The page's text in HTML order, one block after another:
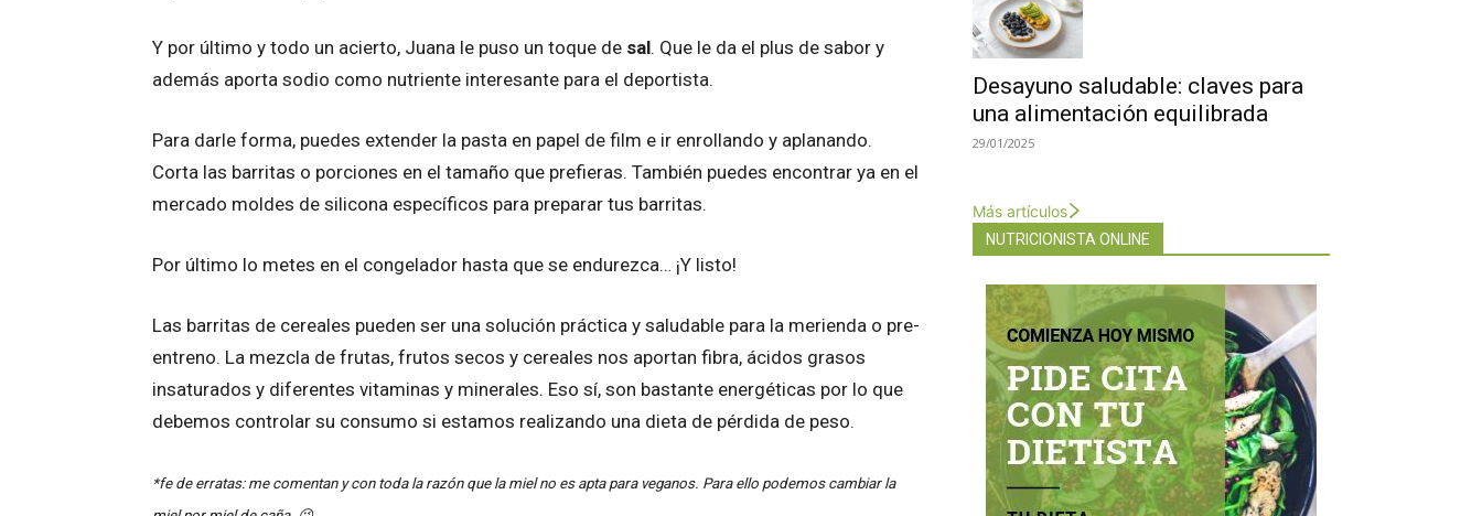
Y por último y todo un acierto, Juana le puso un toque de sal. Que le da el plus de sabor y
además aporta sodio como nutriente interesante para el deportista.
Para darle forma, puedes extender la pasta en papel de film e ir enrollando y aplanando.
Corta las barritas o porciones en el tamaño que prefieras. También puedes encontrar ya en el
mercado moldes de silicona específicos para preparar tus barritas.
Por último lo metes en el congelador hasta que se endurezca… ¡Y listo!
Las barritas de cereales pueden ser una solución práctica y saludable para la merienda o pre-
entreno. La mezcla de frutas, frutos secos y cereales nos aportan fibra, ácidos grasos
insaturados y diferentes vitaminas y minerales. Eso sí, son bastante energéticas por lo que
debemos controlar su consumo si estamos realizando una dieta de pérdida de peso.
*fe de erratas: me comentan y con toda la razón que la miel no es apta para veganos. Para ello podemos cambiar la
Desayuno saludable: claves para
una alimentación equilibrada
29/01/2025
Más artículos
NUTRICIONISTA ONLINE